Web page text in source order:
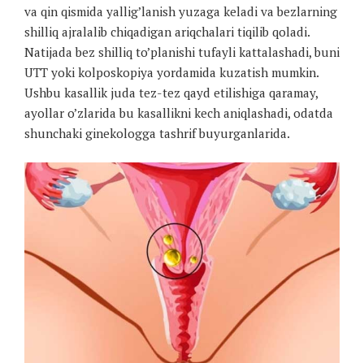
va qin qismida yallig’lanish yuzaga keladi va bezlarning
shilliq ajralalib chiqadigan ariqchalari tiqilib qoladi.
Natijada bez shilliq to’planishi tufayli kattalashadi, buni
UTT yoki kolposkopiya yordamida kuzatish mumkin.
Ushbu kasallik juda tez-tez qayd etilishiga qaramay,
ayollar o’zlarida bu kasallikni kech aniqlashadi, odatda
shunchaki ginekologga tashrif buyurganlarida.